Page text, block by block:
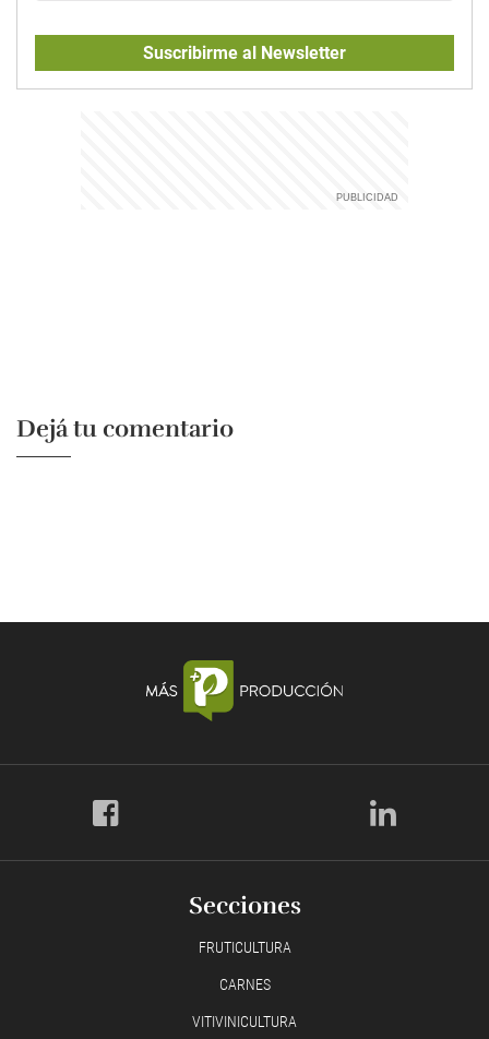
Suscribirme al Newsletter
Dejá tu comentario
Secciones
FRUTICULTURA
CARNES
VITIVINICULTURA